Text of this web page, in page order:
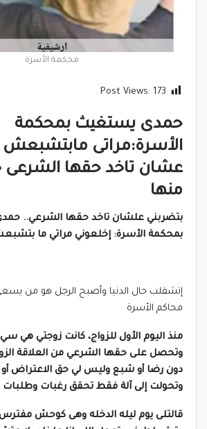
محكمة الأسرة
Post Views: 173
حمدى يستغيث بمحكمة
الأسرة:مراتى مابتشبعش
عشان تاخد حقها
منها
بتضربني علشان تاخد حقها الشرعي..
بمحكمة الأسرة: إخلعوني مراتي ما
إتشقلب حال الدنيا وأصبح الرجل هو من يسعى
محاكم الأسرة
منذ اليوم الأول للزواج، كانت زوجتي هي
وتحصل على حقها الشرعي من العلاقة
دون رضا أو شبع وليس لي حق الاعتراض أو
وتحولت إلى آلة فقط تحقق رغبات وطلبات
قالتلى يوم ليله الدخله وهى كوحش